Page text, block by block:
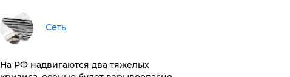
Сеть
На РФ надвигаются два тяжелых